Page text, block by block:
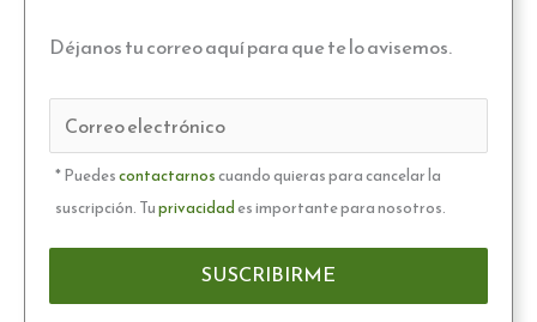
Déjanos tu correo aquí para que te lo avisemos.
* Puedescontactarnoscuando quieras para cancelar la
suscripción. Tuprivacidades importante para nosotros.